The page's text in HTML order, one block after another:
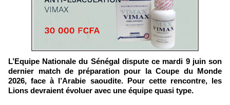
L’Equipe Nationale du Sénégal dispute ce mardi 9 juin son
dernier match de préparation pour la Coupe du Monde
2026, face à l’Arabie saoudite. Pour cette rencontre, les
Lions devraient évoluer avec une équipe quasi type.